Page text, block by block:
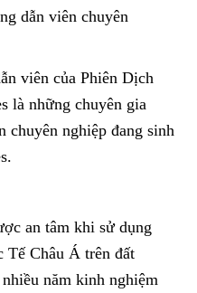
dẫn viên chuyên
viên của Phiên Dịch
là những chuyên gia
chuyên nghiệp đang sinh
an tâm khi sử dụng
Tế Châu Á trên đất
năm kinh nghiệm